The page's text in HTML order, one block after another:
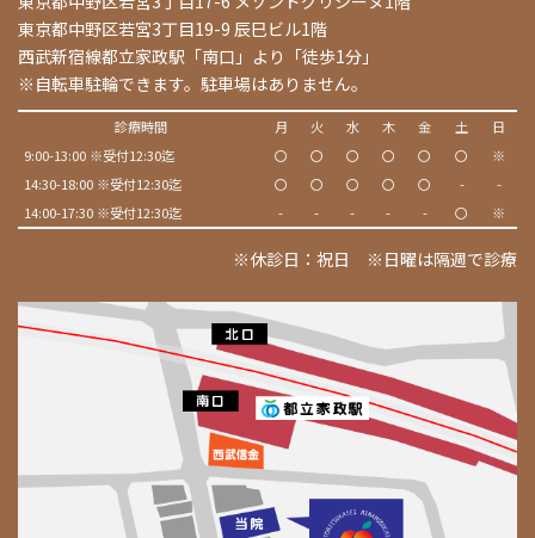
東京都中野区若宮3丁目19-9 辰巳ビル1階
西武新宿線都立家政駅「南口」より「徒歩1分」
※自転車駐輪できます。駐車場はありません。
診療時間 月 火 水 木 金 土
日
9:00-13:00 ※受付12:30迄
〇 〇 〇 〇 〇 〇
※
14:30-18:00 ※受付12:30迄
〇 〇 〇 〇 〇 -
-
14:00-17:30 ※受付12:30迄
- - - - - 〇 ※
※休診日：祝日 ※日曜は隔週で診療